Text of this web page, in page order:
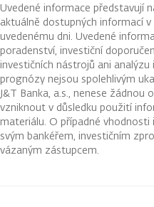
Uvedené informace představují
aktuálně dostupných informací
uvedenému dni. Uvedené
poradenství, investiční
investičních nástrojů ani
prognózy nejsou spolehlivým
J&T Banka, a.s., nenese
vzniknout v důsledku použití
materiálu. O případné
svým bankéřem, investičním
vázaným zástupcem.